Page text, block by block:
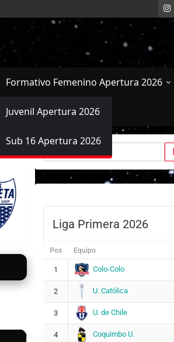
Formativo Femenino Apertura 2026
Juvenil Apertura 2026
Sub 16 Apertura 2026
Buscar:
Liga Primera 2026
Pos Equipo
1 Colo-Colo
2 U. Católica
3 U. de Chile
4 Coquimbo U.